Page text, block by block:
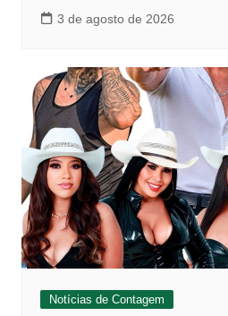
3 de agosto de 2026
Notícias de Contagem